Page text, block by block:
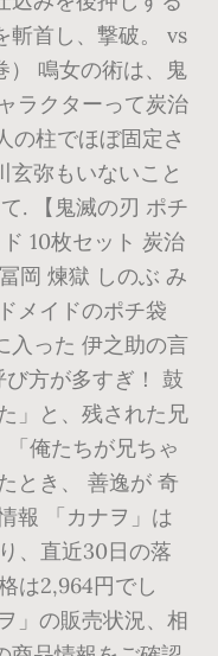
斬首し、撃破。 vs
） 鳴女の術は、鬼
ラクターって炭治
の柱でほぼ固定さ
玄弥もいないこと
. 【鬼滅の刃 ポチ
10枚セット 炭治
岡 煉獄 しのぶ み
メイドのポチ袋
入った 伊之助の言
方が多すぎ！ 鼓
」と、残された兄
俺たちが兄ちゃ
とき、 善逸が 奇
報 「カナヲ」は
、直近30日の落
は2,964円でし
」の販売状況、相